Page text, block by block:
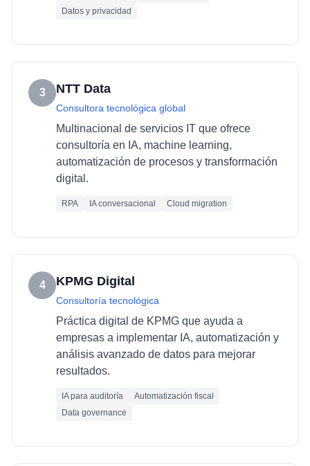
Datos y privacidad
3 NTT Data
Consultora tecnológica global
Multinacional de servicios IT que ofrece
consultoría en IA, machine learning,
automatización de procesos y transformación
digital.
RPA IA conversacional Cloud migration
4 KPMG Digital
Consultoría tecnológica
Práctica digital de KPMG que ayuda a
empresas a implementar IA, automatización y
análisis avanzado de datos para mejorar
resultados.
IA para auditoría
Automatización fiscal
Data governance